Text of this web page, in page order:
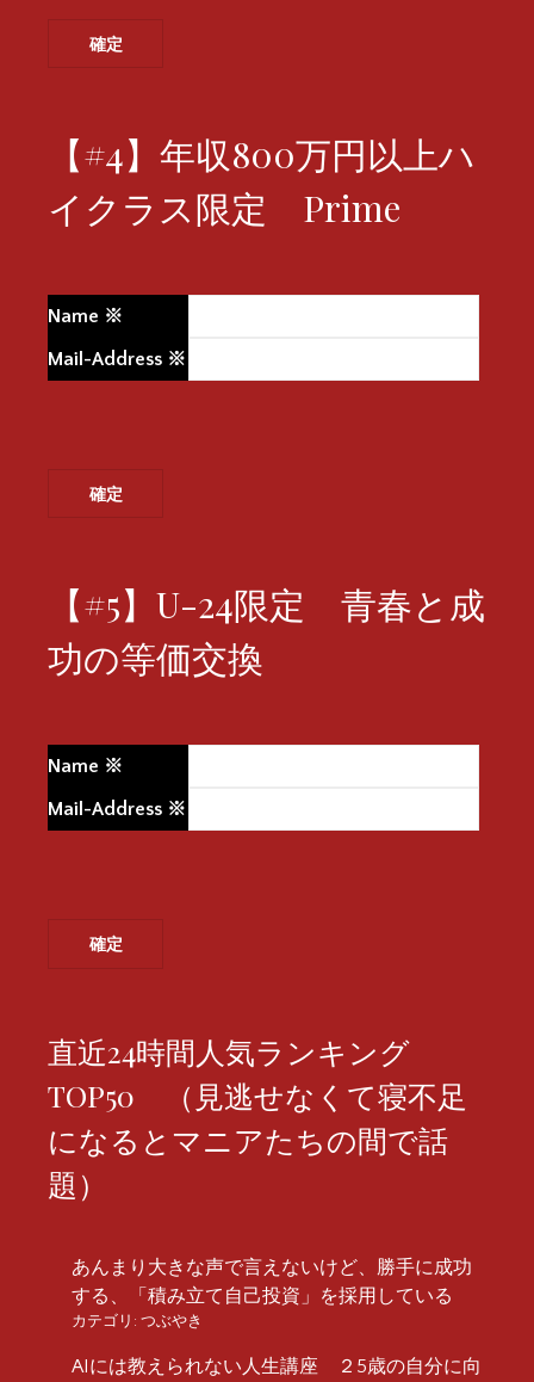
【#4】年収800万円以上ハ
イクラス限定 Prime
Name ※
Mail-Address ※
【#5】U-24限定 青春と成
功の等価交換
Name ※
Mail-Address ※
直近24時間人気ランキング
TOP50 （見逃せなくて寝不足
になるとマニアたちの間で話
題）
あんまり大きな声で言えないけど、勝手に成功
する、「積み立て自己投資」を採用している
カテゴリ: つぶやき
AIには教えられない人生講座 ２5歳の自分に向